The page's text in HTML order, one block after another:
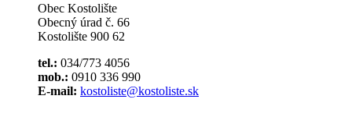
Obec Kostolište
Obecný úrad č. 66
Kostolište 900 62
tel.: 034/773 4056
mob.: 0910 336 990
E-mail: kostoliste@kostoliste.sk